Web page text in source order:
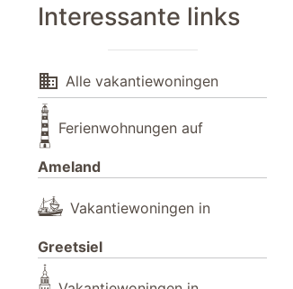
Interessante links
domain Alle vakantiewoningen
Ferienwohnungen auf
Ameland
Vakantiewoningen in
Greetsiel